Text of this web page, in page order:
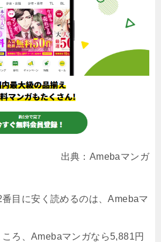
出典：Amebaマンガ
番目に安く読めるのは、Amebaマ
ろ、Amebaマンガなら5,881円